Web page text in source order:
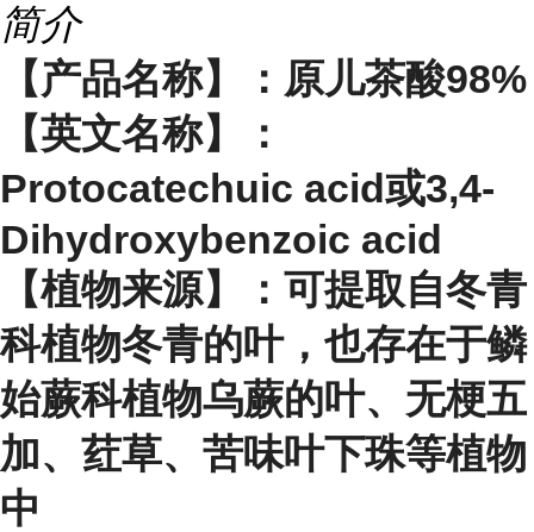
简介
【产品名称】：原儿茶酸98%
【英文名称】：
Protocatechuic acid或3,4-
Dihydroxybenzoic acid
【植物来源】：可提取自冬青
科植物冬青的叶，也存在于鳞
始蕨科植物乌蕨的叶、无梗五
加、荭草、苦味叶下珠等植物
中